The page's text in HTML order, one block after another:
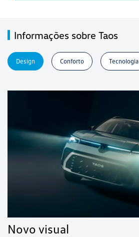
Informações sobre Taos
Design Conforto Tecnologia
Novo visual